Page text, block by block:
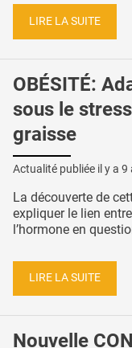
LIRE LA SUITE
OBÉSITÉ:
sous le
graisse
Actualité publiée il y a 9
La découverte de
expliquer le lien
l’hormone en
LIRE LA SUITE
Nouvelle